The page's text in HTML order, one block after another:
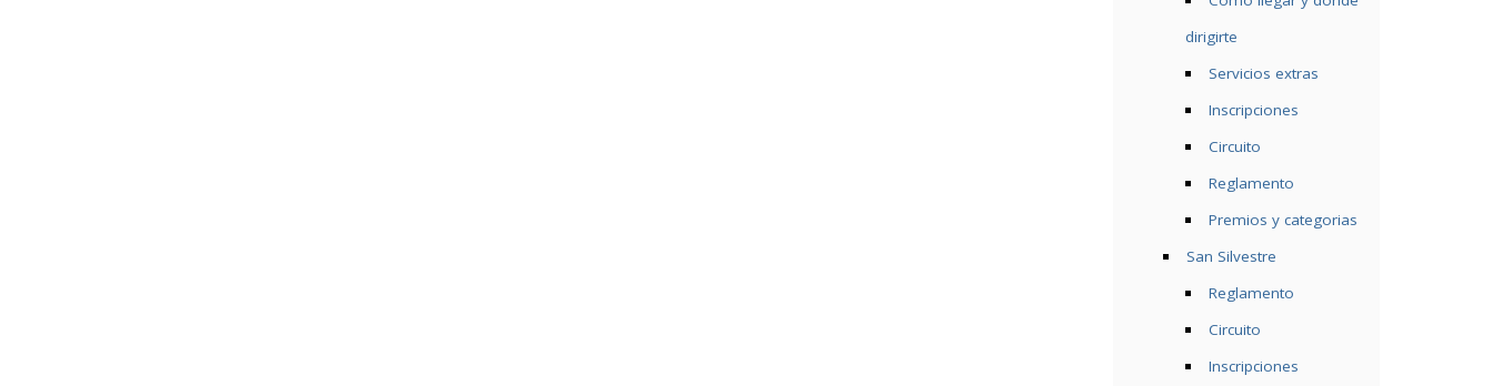
dirigirte
Servicios extras
Inscripciones
Circuito
Reglamento
Premios y categorias
San Silvestre
Reglamento
Circuito
Inscripciones